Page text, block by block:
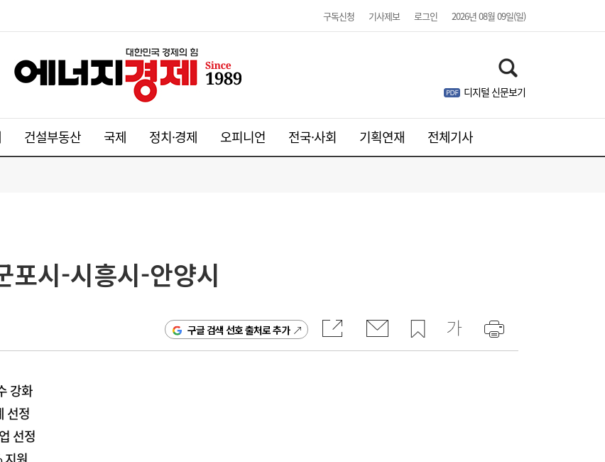
구독신청 기사제보 로그인 2026년 08월 09일(일)
디지털 신문보기
건설부동산 국제 정치·경제 오피니언 전국·사회 기획연재 전체기사
포시-시흥시-안양시
구글 검색 선호 출처로 추가
강화
선정
선정